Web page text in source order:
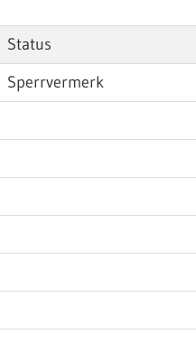
Status
Sperrvermerk